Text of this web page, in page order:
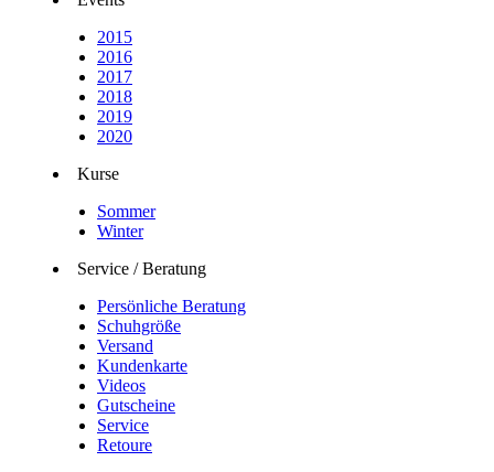
2015
2016
2017
2018
2019
2020
Kurse
Sommer
Winter
Service / Beratung
Persönliche Beratung
Schuhgröße
Versand
Kundenkarte
Videos
Gutscheine
Service
Retoure